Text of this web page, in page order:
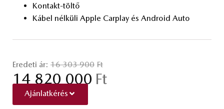
Kon­takt-töl­tő
Ká­bel nél­kü­li App­le Car­play és And­ro­id Auto
Eredeti ár: 16 303 900 Ft
14 820 000 Ft
Ajánlatkérés